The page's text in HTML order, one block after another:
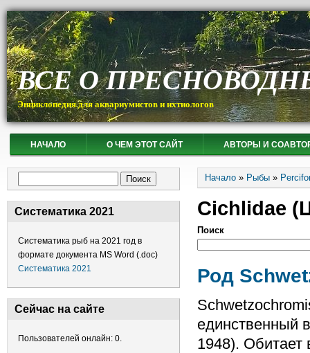
ВСЕ О
Энциклопедия для аквариумистов и ихтиологов
НАЧАЛО О ЧЕМ ЭТОТ САЙТ АВТОРЫ И
Систематика 2021
Систематика рыб на 2021 год в
формате документа MS Word (.doc)
Систематика 2021
Сейчас на сайте
Пользователей онлайн: 0.
Вы здесь
Начало » Рыбы »
Cichlidae
Поиск
Род
единственный
1948). Обитает